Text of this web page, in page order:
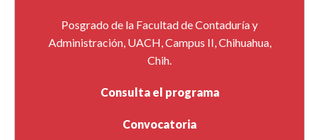
Posgrado de la Facultad de Contaduría y
Administración, UACH, Campus II, Chihuahua,
Chih.
Consulta el programa
Convocatoria